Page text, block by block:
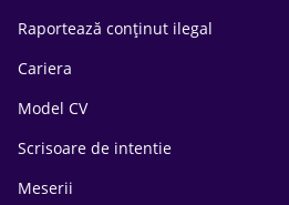
Raportează conținut ilegal
Cariera
Model CV
Scrisoare de intentie
Meserii